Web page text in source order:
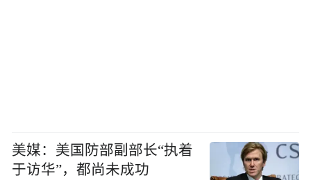
美媒：美国防部副部长“执着
于访华”，都尚未成功